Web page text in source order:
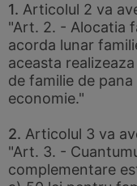
1. Articolul 2 va
"Art. 2. - Alocatia
acorda lunar
aceasta
de familie de
economie."
2. Articolul 3 va
"Art. 3. -
complementare